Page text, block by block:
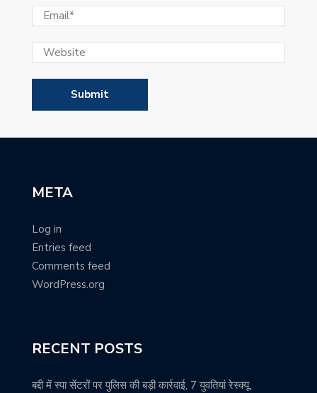
META
Log in
Entries feed
Comments feed
WordPress.org
RECENT POSTS
बद्दी में स्पा सेंटरों पर पुलिस की बड़ी कार्रवाई, 7 युवतियां रेस्क्यू,